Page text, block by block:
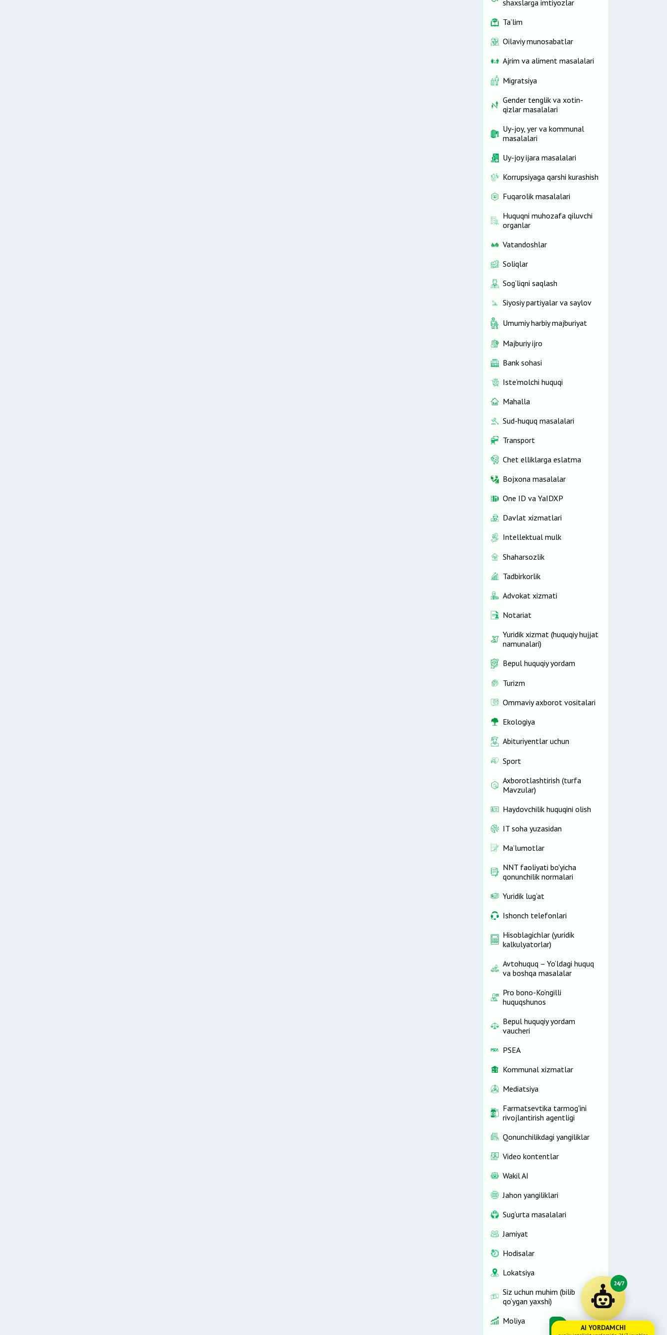
shaxslarga imtiyozlar
Ta’lim
Oilaviy munosabatlar
Ajrim va aliment masalalari
Migratsiya
Gender tenglik va xotin-
qizlar masalalari
Uy-joy, yer va kommunal
masalalari
Uy-joy ijara masalalari
Korrupsiyaga qarshi kurashish
Fuqarolik masalalari
Huquqni muhozafa qiluvchi
organlar
Vatandoshlar
Soliqlar
Sog‘liqni saqlash
Siyosiy partiyalar va saylov
Umumiy harbiy majburiyat
Majburiy ijro
Bank sohasi
Iste’molchi huquqi
Mahalla
Sud-huquq masalalari
Transport
Chet elliklarga eslatma
Bojxona masalalar
One ID vа YaIDXP
Davlat xizmatlari
Intellektual mulk
Shaharsozlik
Tadbirkorlik
Advokat xizmati
Notariat
Yuridik xizmat (huquqiy hujjat
namunalari)
Bepul huquqiy yordam
Turizm
Ommaviy axborot vositalari
Ekologiya
Abituriyentlar uchun
Sport
Axborotlashtirish (turfa
Mavzular)
Haydovchilik huquqini olish
IT soha yuzasidan
Ma’lumotlar
NNT faoliyati bo'yicha
qonunchilik normalari
Yuridik lug‘at
Ishonch telefonlari
Hisoblagichlar (yuridik
kalkulyatorlar)
Avtohuquq – Yo‘ldagi huquq
va boshqa masalalar
Pro bono-Ko‘ngilli
huquqshunos
Bepul huquqiy yordam
vaucheri
PSEA
Kommunal xizmatlar
Mediatsiya
Farmatsevtika tarmog'ini
rivojlantirish agentligi
Qonunchilikdagi yangiliklar
Video kontentlar
Wakil AI
Jahon yangiliklari
Sug‘urta masalalari
Jamiyat
Hodisalar
Lokatsiya
Siz uchun muhim (bilib
qo‘ygan yaxshi)
Moliya
24/7
AI YORDAMCHI